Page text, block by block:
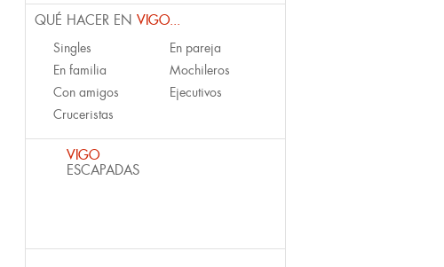
QUÉ HACER EN VIGO...
Singles
En pareja
En familia
Mochileros
Con amigos
Ejecutivos
Cruceristas
VIGO
ESCAPADAS